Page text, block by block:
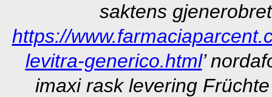
saktens
https://
levitra-generico.html’
imaxi rask levering